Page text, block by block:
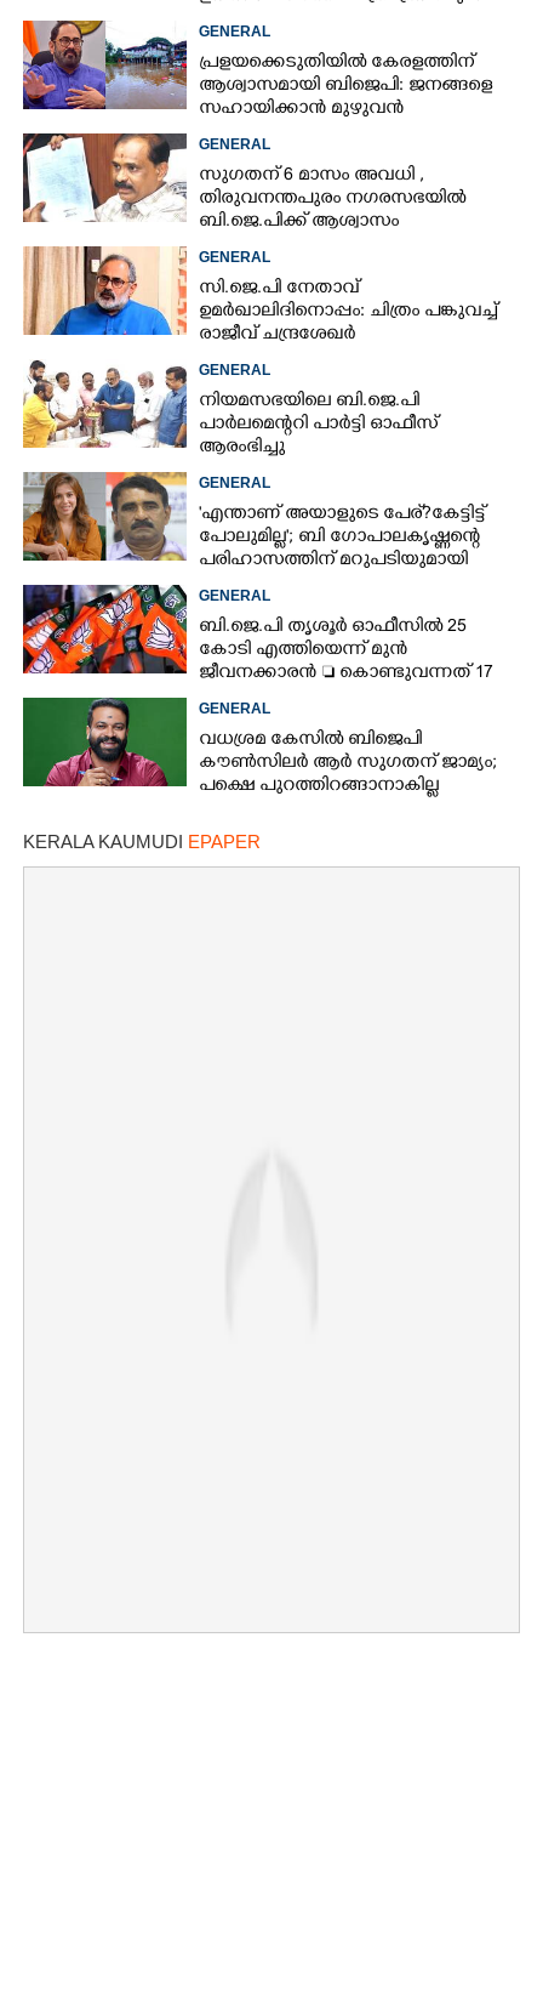
GENERAL
പ്രളയക്കെടുതിയിൽ കേരളത്തിന്
ആശ്വാസമായി ബിജെപി: ജനങ്ങളെ
സഹായിക്കാൻ മുഴുവൻ
പാർട്ടി
GENERAL
സുഗതന് 6 മാസം അവധി ,​
തിരുവനന്തപുരം നഗരസഭയിൽ
ബി.ജെ.പിക്ക് ആശ്വാസം
GENERAL
സി.ജെ.പി നേതാവ്
ഉമർഖാലിദിനൊപ്പം: ചിത്രം പങ്കുവച്ച്
രാജീവ് ചന്ദ്രശേഖർ
GENERAL
നിയമസഭയിലെ ബി.ജെ.പി
പാർലമെന്ററി പാർട്ടി ഓഫീസ്
ആരംഭിച്ചു
GENERAL
'എന്താണ് അയാളുടെ പേര്? കേട്ടിട്ട്
പോലുമില്ല'; ബി ഗോപാലകൃഷ്ണന്റെ
പരിഹാസത്തിന് മറുപടിയുമായി
GENERAL
ബി.ജെ.പി തൃശൂർ ഓഫീസിൽ 25
കോടി എത്തിയെന്ന് മുൻ
ജീവനക്കാരൻ  കൊണ്ടുവന്നത് 17
GENERAL
വധശ്രമ കേസിൽ ബിജെപി
കൗൺസിലർ ആർ സുഗതന് ജാമ്യം;
പക്ഷെ പുറത്തിറങ്ങാനാകില്ല
KERALA KAUMUDI EPAPER